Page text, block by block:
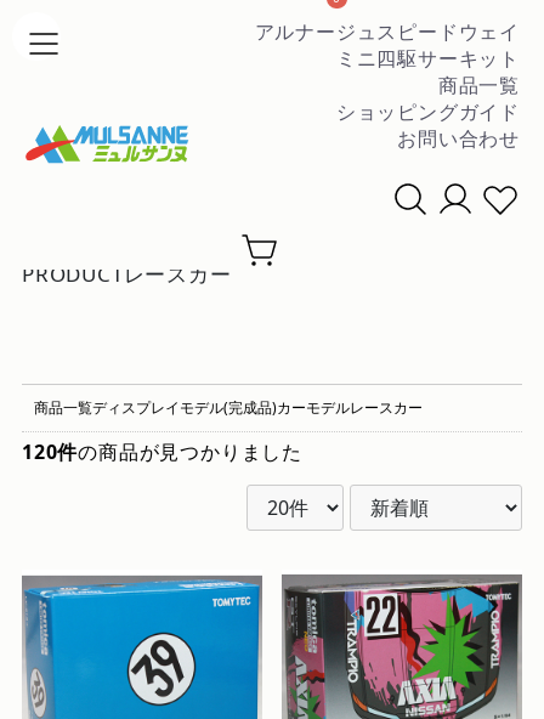
アルナージュスピードウェイ
ミニ四駆サーキット
商品一覧
ショッピングガイド
お問い合わせ
条件を絞って商品を探す ▼
PRODUCT レースカー
商品一覧ディスプレイモデル(完成品)カーモデルレースカー
120件の商品が見つかりました